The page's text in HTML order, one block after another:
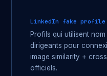
LinkedIn fake profile
Profils qui utilisent
dirigeants pour
image similarity +
officiels.